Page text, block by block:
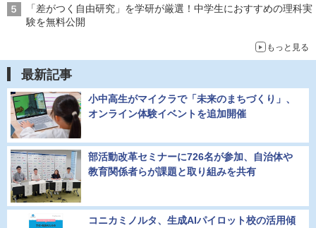
「差がつく自由研究」を学研が厳選！中学生におすすめの理科実
験を無料公開
もっと見る
最新記事
小中高生がマイクラで「未来のまちづくり」、
オンライン体験イベントを追加開催
部活動改革セミナーに726名が参加、自治体や
教育関係者らが課題と取り組みを共有
コニカミノルタ、生成AIパイロット校の活用傾